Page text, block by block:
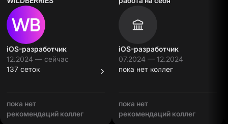
iOS-разработчик
12.2024 — сейчас
137 сеток
пока нет
рекомендаций коллег
iOS-разработчик
07.2024 — 12.2024
пока нет коллег
пока нет
рекомендаций коллег